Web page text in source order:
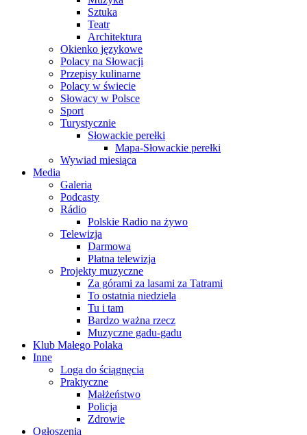
Sztuka
Teatr
Architektura
Okienko językowe
Polacy na Słowacji
Przepisy kulinarne
Polacy w świecie
Słowacy w Polsce
Sport
Turystycznie
Słowackie perełki
Mapa-Słowackie perełki
Wywiad miesiąca
Media
Galeria
Podcasty
Rádio
Polskie Radio na żywo
Telewizja
Darmowa
Płatna telewizja
Projekty muzyczne
Za górami za lasami za Tatrami
To ostatnia niedziela
Tu i tam
Bardzo ważna rzecz
Muzyczne gadu-gadu
Klub Małego Polaka
Inne
Loga do ściągnęcia
Praktyczne
Małżeństwo
Policja
Zdrowie
Ogłoszenia